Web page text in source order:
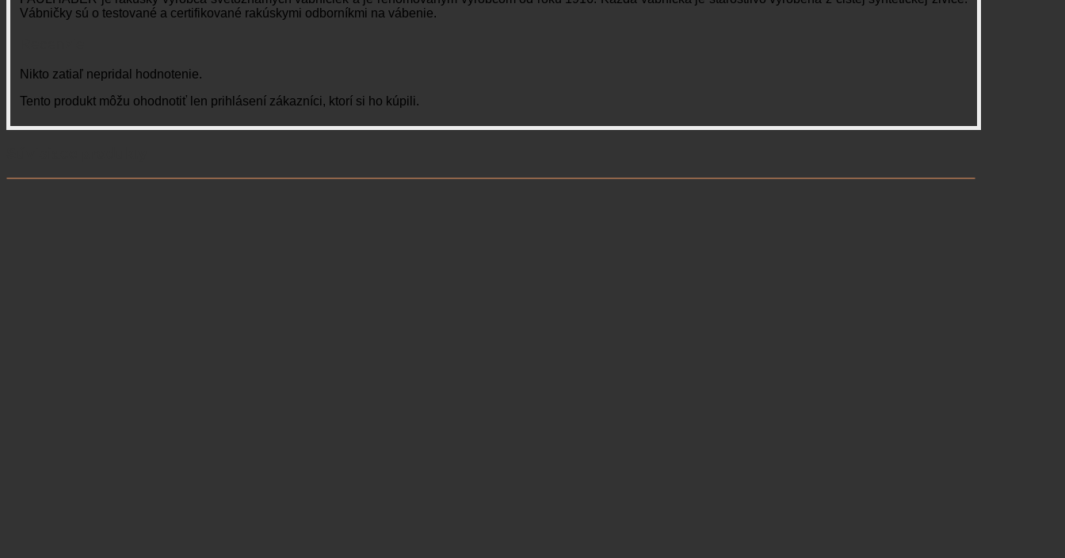
Vábničky sú o testované a certifikované rakúskymi odborníkmi na vábenie.
Nikto zatiaľ nepridal hodnotenie.
Tento produkt môžu ohodnotiť len prihlásení zákazníci, ktorí si ho kúpili.